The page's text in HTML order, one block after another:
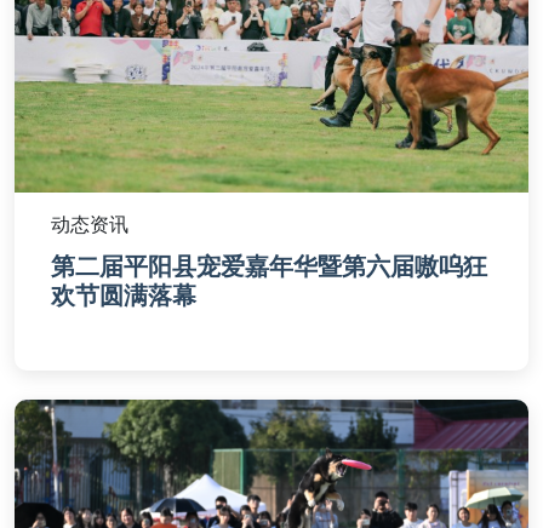
动态资讯
第二届平阳县宠爱嘉年华暨第六届嗷呜狂
欢节圆满落幕